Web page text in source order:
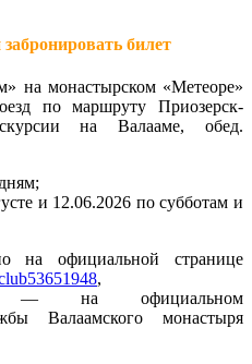
билет
на монастырском «Метеоре»
по маршруту Приозерск-
на Валааме, обед.
и 12.06.2026 по субботам и
на официальной странице
,
— на официальном
Валаамского монастыря